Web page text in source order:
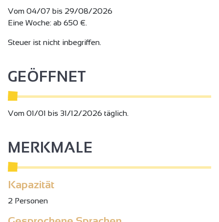
kostenloser Wifi Parkplatz
Vermietung 1/2 Pers.
Vom 04/07 bis 29/08/2026
Eine Woche: ab 650 €.
Steuer ist nicht inbegriffen.
GEÖFFNET
Vom 01/01 bis 31/12/2026 täglich.
MERKMALE
Kapazität
2 Personen